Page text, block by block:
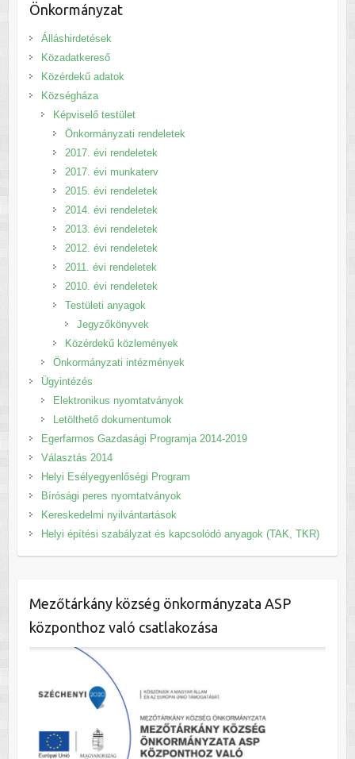
Önkormányzat
Álláshirdetések
Közadatkereső
Közérdekű adatok
Községháza
Képviselő testület
Önkormányzati rendeletek
2017. évi rendeletek
2017. évi munkaterv
2015. évi rendeletek
2014. évi rendeletek
2013. évi rendeletek
2012. évi rendeletek
2011. évi rendeletek
2010. évi rendeletek
Testületi anyagok
Jegyzőkönyvek
Közérdekű közlemények
Önkormányzati intézmények
Ügyintézés
Elektronikus nyomtatványok
Letölthető dokumentumok
Egerfarmos Gazdasági Programja 2014-2019
Választás 2014
Helyi Esélyegyenlőségi Program
Bírósági peres nyomtatványok
Kereskedelmi nyilvántartások
Helyi építési szabályzat és kapcsolódó anyagok (TAK, TKR)
Mezőtárkány község önkormányzata ASP
központhoz való csatlakozása